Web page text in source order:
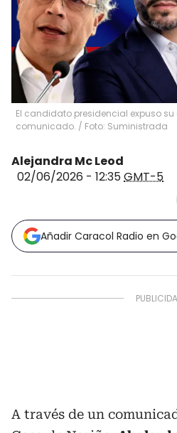
El candidato presidencial expuso
comunicado. / Foto: Suministrada
Alejandra Mc Leod
02/06/2026 - 12:35GMT-5
Añadir Caracol Radio en
A través de un